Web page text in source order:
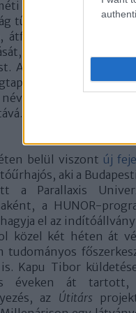
repülőtéren és
tűrésére, ez
átfogó kiképzésével,
szimulációs és
Anettka repülése
a
névre keresztelt
Hasonló
belül viszont új
aki a
a Parallaxis
a HUNOR-
el az
közel két héten át
tudományos
Kapu Tibor
éveken át
az Útitárs